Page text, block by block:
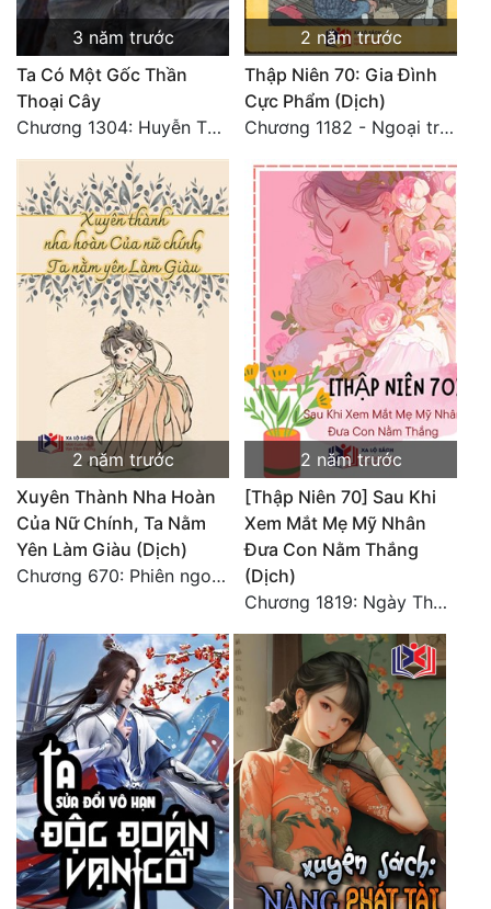
Quân Sự
Sảng Văn
Sắc
Sủng
Thanh Xuân
Tiên Hiệp
Tiểu Thuyết
Triều Đấu
Trùng Sinh
Trọng Sinh
Tu Chân
Tu Tiên
Vô Địch
Võ Hiệp
Võng Du
Xuyên Không
Xuyên Nhanh
Xuyên Sách
3 năm trước
Ta Có Một Gốc Thần
Thoại Cây
Chương 1304: Huyễn Thiên Chi Giới chân tướng
2 năm trước
Thập Niên 70: Gia Đình
Cực Phẩm (Dịch)
Chương 1182 - Ngoại truyện 4
2 năm trước
Xuyên Thành Nha Hoàn
Của Nữ Chính, Ta Nằm
Yên Làm Giàu (Dịch)
Chương 670: Phiên ngoại 16. HẾT.
2 năm trước
[Thập Niên 70] Sau Khi
Xem Mắt Mẹ Mỹ Nhân
Đưa Con Nằm Thắng
(Dịch)
Chương 1819: Ngày Thứ Hai Trăm Lẻ Sáu Xuyên Không 4